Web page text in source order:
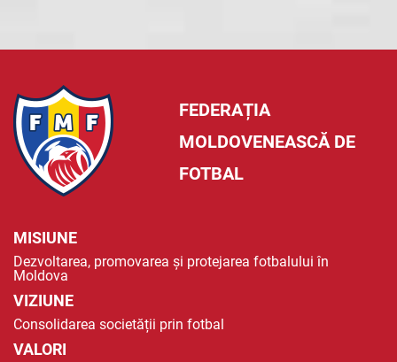
FEDERAȚIA
MOLDOVENEASCĂ DE
FOTBAL
MISIUNE
Dezvoltarea, promovarea și protejarea fotbalului în
Moldova
VIZIUNE
Consolidarea societății prin fotbal
VALORI